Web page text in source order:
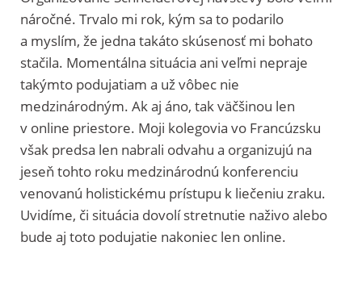
náročné. Trvalo mi rok, kým sa to podarilo
a myslím, že jedna takáto skúsenosť mi bohato
stačila. Momentálna situácia ani veľmi nepraje
takýmto podujatiam a už vôbec nie
medzinárodným. Ak aj áno, tak väčšinou len
v online priestore. Moji kolegovia vo Francúzsku
však predsa len nabrali odvahu a organizujú na
jeseň tohto roku medzinárodnú konferenciu
venovanú holistickému prístupu k liečeniu zraku.
Uvidíme, či situácia dovolí stretnutie naživo alebo
bude aj toto podujatie nakoniec len online.